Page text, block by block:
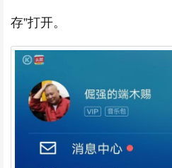
存”打开。